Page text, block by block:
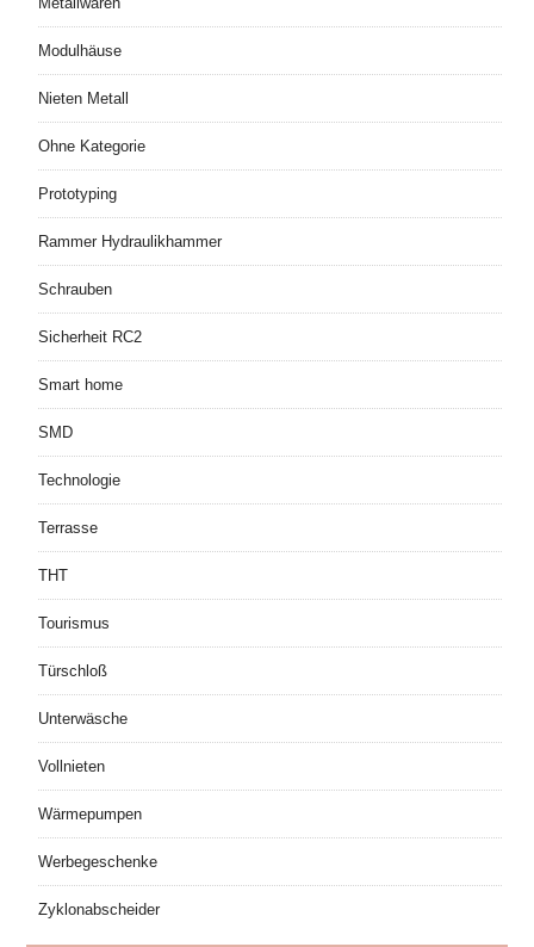
Modulhäuse
Nieten Metall
Ohne Kategorie
Prototyping
Rammer Hydraulikhammer
Schrauben
Sicherheit RC2
Smart home
SMD
Technologie
Terrasse
THT
Tourismus
Türschloß
Unterwäsche
Vollnieten
Wärmepumpen
Werbegeschenke
Zyklonabscheider